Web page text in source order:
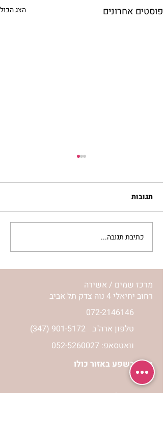
פוסטים אחרונים הצג הכול
מתגעגעות לבית המפגש,
השיעור לתשעה באב | הר'
ימימה מזרחי
תגובות
כתיבת תגובה...
מרכז שמים / אשירה
רחוב יחיאלי 4 נוה צדק תל אביב
072-2146146
(347) 901-5172 טלפון ארה"ב
וואטסאפ: 052-5260027
חניה בשפע באזור כולו
הרשמי לעדכונים